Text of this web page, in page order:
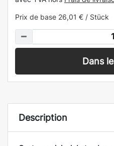
Prix de base 26,01 € / Stück
Dans
Description